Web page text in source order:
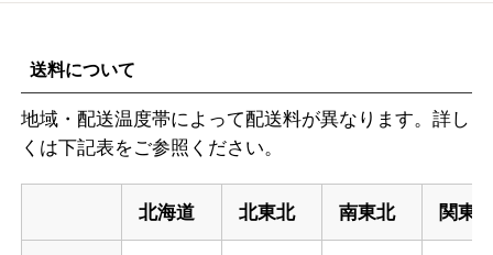
送料について
地域・配送温度帯によって配送料が異なります。詳し
くは下記表をご参照ください。
北海道 北東北 南東北 関東